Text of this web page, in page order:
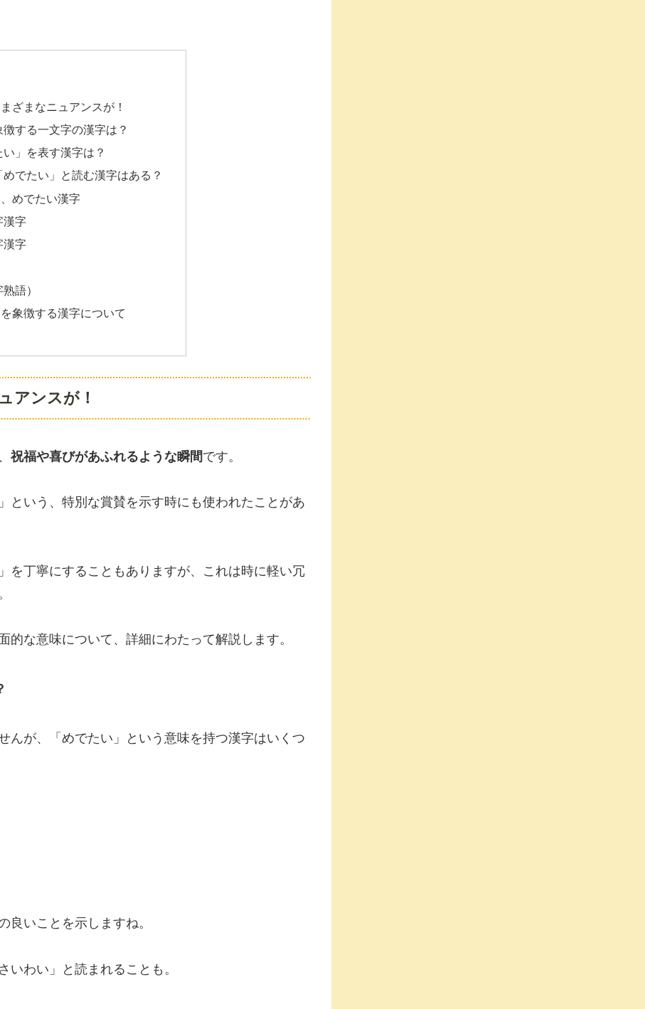
ざまなニュアンスが！
徴する一文字の漢字は？
」を表す漢字は？
でたい」と読む漢字はある？
めでたい漢字
漢字
漢字
語）
象徴する漢字について
アンスが！
祝福や喜びがあふれるような瞬間です。
という、特別な賞賛を示す時にも使われたことがあ
を丁寧にすることもありますが、これは時に軽い冗
な意味について、詳細にわたって解説します。
んが、「めでたい」という意味を持つ漢字はいくつ
良いことを示しますね。
いわい」と読まれることも。